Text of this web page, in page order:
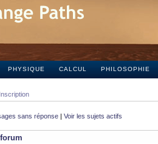
PHYSIQUE CALCUL PHILOSOPHIE
Inscription
sans réponse | Voir les sujets actifs